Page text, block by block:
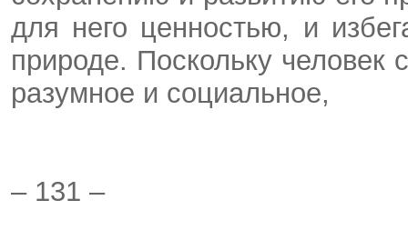
для него ценностью, и
природе. Поскольку
разумное и социальное,
– 131 –